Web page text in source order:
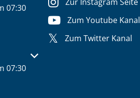
07:30
oder Schließzeiten auszublenden
07:30
Zum Youtube Kanal
Zum Twitter Kanal